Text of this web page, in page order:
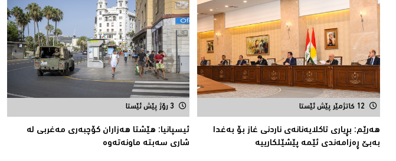
12 کاتژمێر پێش ئێستا
هەرێم: بڕیاری تاكلایەنانەى ناردنی غاز بۆ بەغدا
بەبێ ڕەزامەندی ئێمە پێشێلکارییە
3 رۆژ پێش ئێستا
ئیسپانیا: هێشتا هه‌زاران كۆچبه‌ری مه‌غربی له‌
شاری سه‌بته‌ ماونه‌ته‌وه‌